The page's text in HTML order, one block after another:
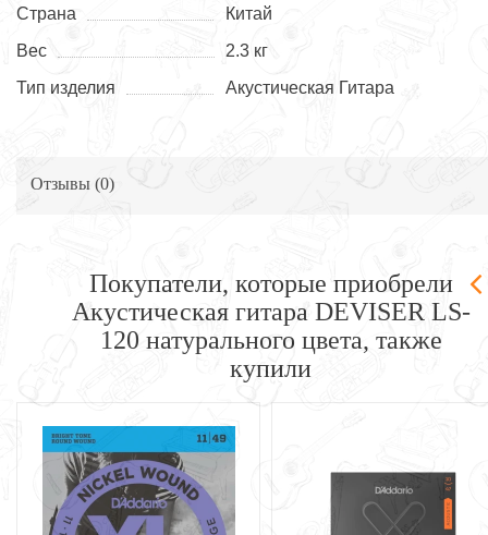
Страна
Китай
Вес
2.3 кг
Тип изделия
Акустическая Гитара
Отзывы (0)
Покупатели, которые приобрели
Акустическая гитара DEVISER LS-
120 натурального цвета, также
купили